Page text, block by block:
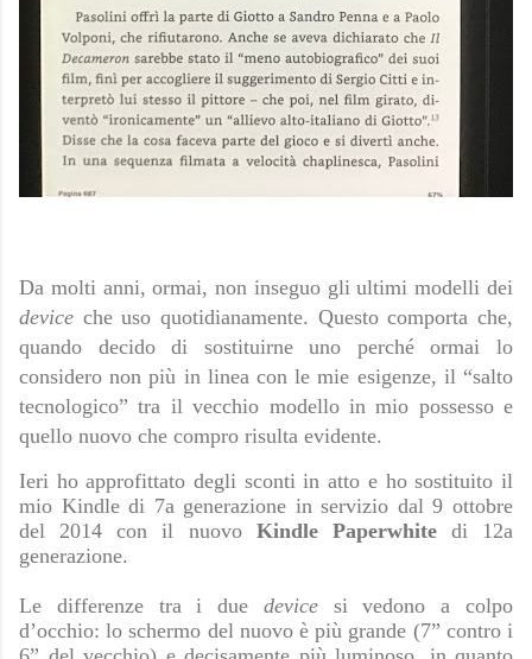
Da molti anni, ormai, non inseguo gli ultimi modelli dei
device che uso quotidianamente. Questo comporta che,
quando decido di sostituirne uno perché ormai lo
considero non più in linea con le mie esigenze, il “salto
tecnologico” tra il vecchio modello in mio possesso e
quello nuovo che compro risulta evidente.
Ieri ho approfittato degli sconti in atto e ho sostituito il
mio Kindle di 7a generazione in servizio dal 9 ottobre
del 2014 con il nuovo Kindle Paperwhitedi 12a
generazione.
Le differenze tra i due devicesi vedono a colpo
d’occhio: lo schermo del nuovo è più grande (7” contro i